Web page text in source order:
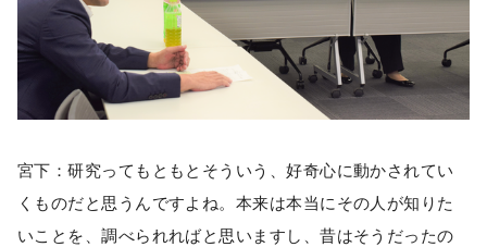
宮下：研究ってもともとそういう、好奇心に動かされてい
くものだと思うんですよね。本来は本当にその人が知りた
いことを、調べられればと思いますし、昔はそうだったの